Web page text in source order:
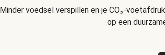
Minder voedsel verspillen en je CO₂-
op een